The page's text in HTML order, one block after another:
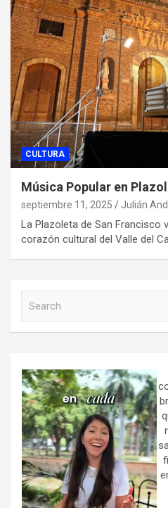
CULTURA
Música Popular en
septiembre 11, 2025 Julián
La Plazoleta de San Francisco
corazón cultural del Valle del
h